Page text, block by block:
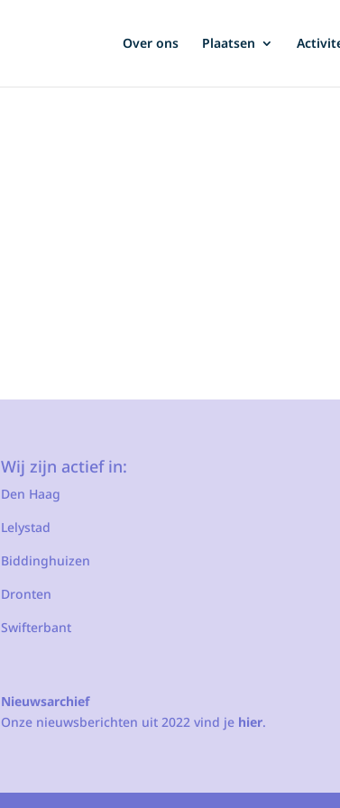
Over ons Plaatsen
Wij zijn actief in:
Den Haag
Lelystad
Biddinghuizen
Dronten
Swifterbant
Nieuwsarchief
Onze nieuwsberichten uit 2022 vind je hier.